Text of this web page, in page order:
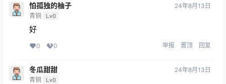
怕孤独的柚子
青铜 Lv0
24年8月13日
好
0 0 举报 置顶 回复
冬瓜甜甜
青铜 Lv0
24年8月13日